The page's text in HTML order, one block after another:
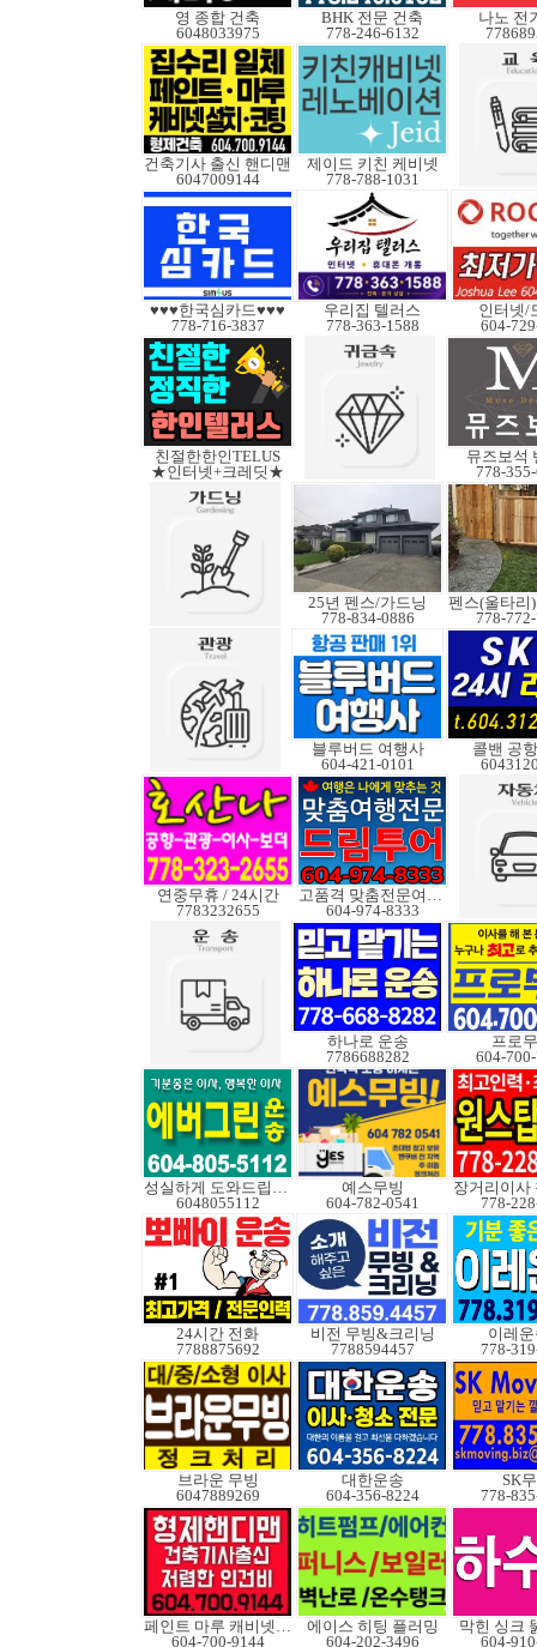
영 종합 건축
6048033975
BHK 전문 건축
778-246-6132
나노 전
건축기사 출신 핸디맨
6047009144
제이드 키친 케비넷
778-788-1031
♥♥♥한국심카드♥♥♥
778-716-3837
우리집 텔러스
778-363-1588
인터넷/
604-
친절한한인TELUS
★인터넷+크레딧★
뮤즈보석
778-
25년 펜스/가드닝
778-834-0886
778-
블루버드 여행사
604-421-0101
콜밴 공
연중무휴 / 24시간
7783232655
고품격 맞춤전문여행사
604-974-8333
하나로 운송
7786688282
프로
604-
성실하게 도와드립니다
6048055112
예스무빙
604-782-0541
778-
24시간 전화
7788875692
비전 무빙&크리닝
7788594457
이레
778-
브라운 무빙
6047889269
대한운송
604-356-8224
SK
778-
페인트 마루 캐비넷코팅
604-700-9144
에이스 히팅 플러밍
604-202-3496
막힌 싱크
604-